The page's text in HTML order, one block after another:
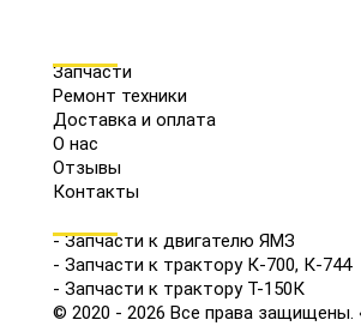
Запчасти
Ремонт техники
Доставка и оплата
О нас
Отзывы
Контакты
- Запчасти к двигателю ЯМЗ
- Запчасти к трактору К-700, К-744
- Запчасти к трактору Т-150К
© 2020 - 2026 Все права защищены.